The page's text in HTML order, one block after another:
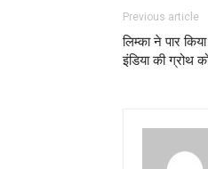
Previous article
लिम्‍का ने पार
इंडिया की ग्रोथ